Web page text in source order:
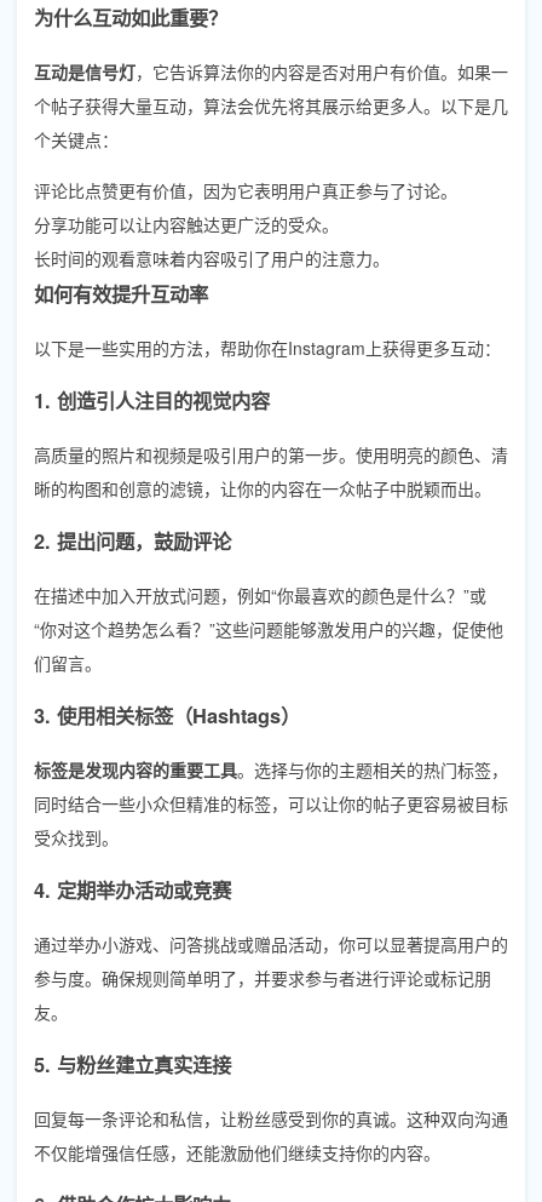
为什么互动如此重要？
互动是信号灯，它告诉算法你的内容是否对用户有价值。如果一
个帖子获得大量互动，算法会优先将其展示给更多人。以下是几
个关键点：
评论比点赞更有价值，因为它表明用户真正参与了讨论。
分享功能可以让内容触达更广泛的受众。
长时间的观看意味着内容吸引了用户的注意力。
如何有效提升互动率
以下是一些实用的方法，帮助你在Instagram上获得更多互动：
1. 创造引人注目的视觉内容
高质量的照片和视频是吸引用户的第一步。使用明亮的颜色、清
晰的构图和创意的滤镜，让你的内容在一众帖子中脱颖而出。
2. 提出问题，鼓励评论
在描述中加入开放式问题，例如“你最喜欢的颜色是什么？”或
“你对这个趋势怎么看？”这些问题能够激发用户的兴趣，促使他
们留言。
3. 使用相关标签（Hashtags）
标签是发现内容的重要工具。选择与你的主题相关的热门标签，
同时结合一些小众但精准的标签，可以让你的帖子更容易被目标
受众找到。
4. 定期举办活动或竞赛
通过举办小游戏、问答挑战或赠品活动，你可以显著提高用户的
参与度。确保规则简单明了，并要求参与者进行评论或标记朋
友。
5. 与粉丝建立真实连接
回复每一条评论和私信，让粉丝感受到你的真诚。这种双向沟通
不仅能增强信任感，还能激励他们继续支持你的内容。